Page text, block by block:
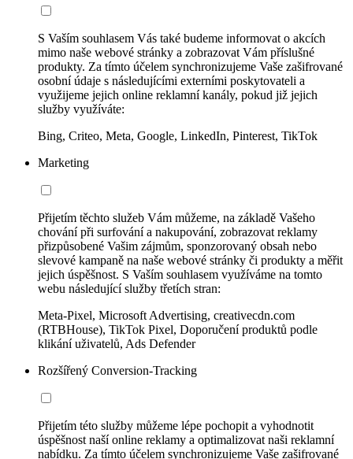
S Vaším souhlasem Vás také budeme informovat o akcích
mimo naše webové stránky a zobrazovat Vám příslušné
produkty. Za tímto účelem synchronizujeme Vaše zašifrované
osobní údaje s následujícími externími poskytovateli a
využijeme jejich online reklamní kanály, pokud již jejich
služby využíváte:
Bing, Criteo, Meta, Google, LinkedIn, Pinterest, TikTok
Marketing
Přijetím těchto služeb Vám můžeme, na základě Vašeho
chování při surfování a nakupování, zobrazovat reklamy
přizpůsobené Vašim zájmům, sponzorovaný obsah nebo
slevové kampaně na naše webové stránky či produkty a měřit
jejich úspěšnost. S Vaším souhlasem využíváme na tomto
webu následující služby třetích stran:
Meta-Pixel, Microsoft Advertising, creativecdn.com
(RTBHouse), TikTok Pixel, Doporučení produktů podle
klikání uživatelů, Ads Defender
Rozšířený Conversion-Tracking
Přijetím této služby můžeme lépe pochopit a vyhodnotit
úspěšnost naší online reklamy a optimalizovat naši reklamní
nabídku. Za tímto účelem synchronizujeme Vaše zašifrované